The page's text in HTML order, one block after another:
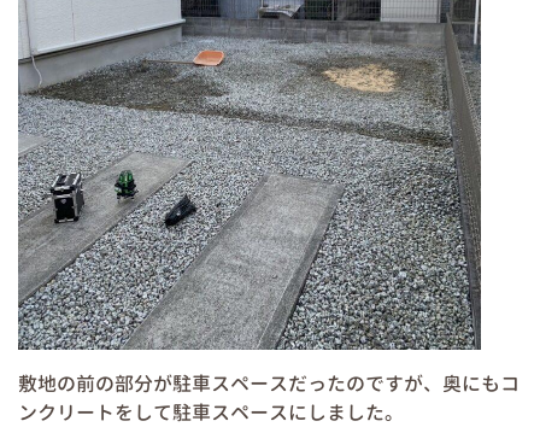
敷地の前の部分が駐車スペースだったのですが、奥にもコ
ンクリートをして駐車スペースにしました。